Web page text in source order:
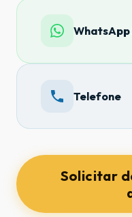
WhatsApp
Telefone
Solicitar